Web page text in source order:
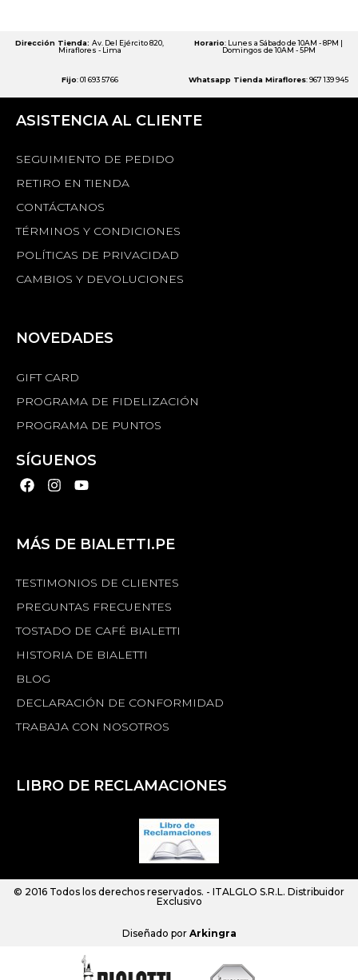
Dirección Tienda: Av. Del Ejército 820,
Miraflores - Lima
Horario: Lunes a Sábado de 10AM - 8PM |
Domingos de 10AM - 5PM
Fijo: 01 693 5766 Whatsapp Tienda Miraflores: 967 139 945
ASISTENCIA AL CLIENTE
SEGUIMIENTO DE PEDIDO
RETIRO EN TIENDA
CONTÁCTANOS
TÉRMINOS Y CONDICIONES
POLÍTICAS DE PRIVACIDAD
CAMBIOS Y DEVOLUCIONES
NOVEDADES
GIFT CARD
PROGRAMA DE FIDELIZACIÓN
PROGRAMA DE PUNTOS
SÍGUENOS
MÁS DE BIALETTI.PE
TESTIMONIOS DE CLIENTES
PREGUNTAS FRECUENTES
TOSTADO DE CAFÉ BIALETTI
HISTORIA DE BIALETTI
BLOG
DECLARACIÓN DE CONFORMIDAD
TRABAJA CON NOSOTROS
LIBRO DE RECLAMACIONES
© 2016 Todos los derechos reservados. - ITALGLO S.R.L. Distribuidor
Exclusivo
Diseñado por Arkingra